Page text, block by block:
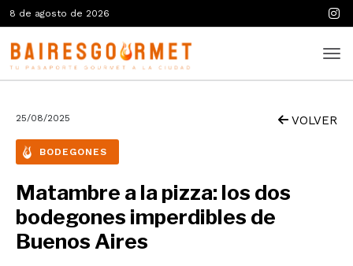
8 de agosto de 2026
25/08/2025 VOLVER
BODEGONES
Matambre a la pizza: los dos
bodegones imperdibles de
Buenos Aires